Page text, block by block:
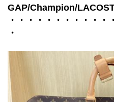
GAP/Champion/
・・・・・・・・・・・
・